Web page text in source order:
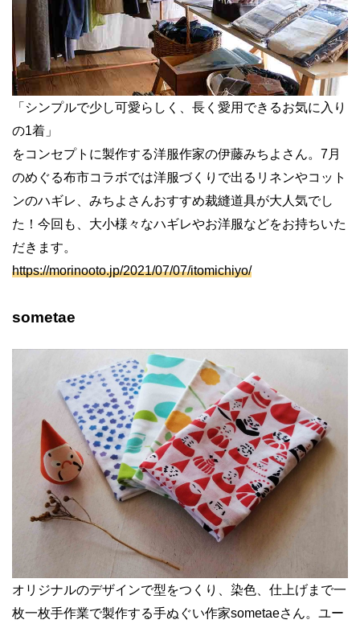
「シンプルで少し可愛らしく、長く愛用できるお気に入り
の1着」
をコンセプトに製作する洋服作家の伊藤みちよさん。 7月
のめぐる布市コラボでは洋服づくりで出るリネンやコット
ンのハギレ、みちよさんおすすめ裁縫道具が大人気でし
た！今回も、大小様々なハギレやお洋服などをお持ちいた
だきます。
https://morinooto.jp/2021/07/07/itomichiyo/
sometae
オリジナルのデザインで型をつくり、染色、仕上げまで一
枚一枚手作業で製作する手ぬぐい作家sometaeさん。ユー